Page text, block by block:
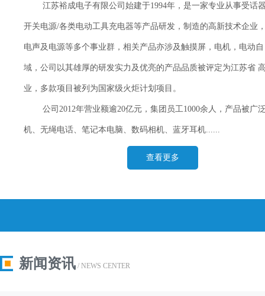
江苏裕成电子有限公司始建于1994年，是一家专业从事受话
开关电源/各类电动工具充电器等产品研发，制造的高新技术企业
电声及电源等多个事业群，相关产品亦涉及触摸屏，电机，电动
域，公司以其雄厚的研发实力及优亮的产品品质被评定为江苏省
业，多款项目被列为国家级火炬计划项目。
公司2012年营业额逾20亿元，集团员工1000余人，产品被广
机、无绳电话、笔记本电脑、数码相机、蓝牙耳机......
查看更多
新闻资讯 / NEWS CENTER